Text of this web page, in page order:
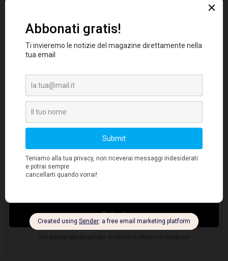
iniziative HR. È la capacità
dell'organizzazione di mitigare i rischi legati al
capitale umano - e di trasformarli in vantaggio
competitivo. Quando fiducia e sicurezza
costosa. Come per gli altri pilastri ESG, la
sfida per le aziende è trasformare questo
rischio in un vantaggio competitivo tangibile",
affermaAndrea Zuanetti, CEO di Up2You